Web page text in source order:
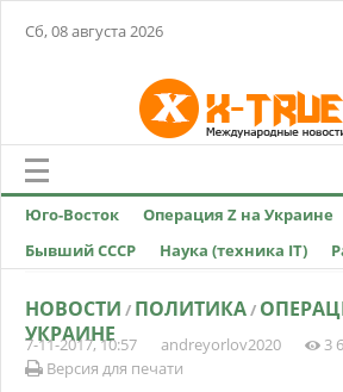
Сб, 08 августа 2026
Юго-Восток Операция Z на Украине
Бывший СССР
Наука (техника IT)
НОВОСТИ / ПОЛИТИКА/
УКРАИНЕ
7-11-2017, 10:57 andreyorlov2020
3
Версия для печати